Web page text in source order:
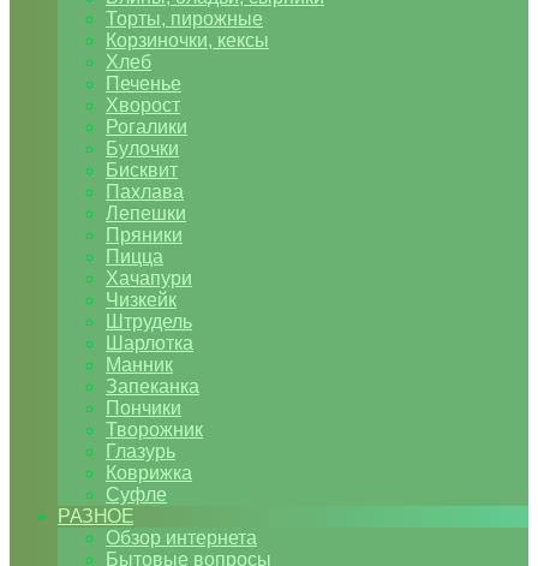
Торты, пирожные
Корзиночки, кексы
Хлеб
Печенье
Хворост
Рогалики
Булочки
Бисквит
Пахлава
Лепешки
Пряники
Пицца
Хачапури
Чизкейк
Штрудель
Шарлотка
Манник
Запеканка
Пончики
Творожник
Глазурь
Коврижка
Суфле
РАЗНОЕ
Обзор интернета
Бытовые вопросы